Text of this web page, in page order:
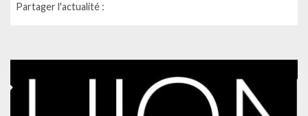
Partager l'actualité :